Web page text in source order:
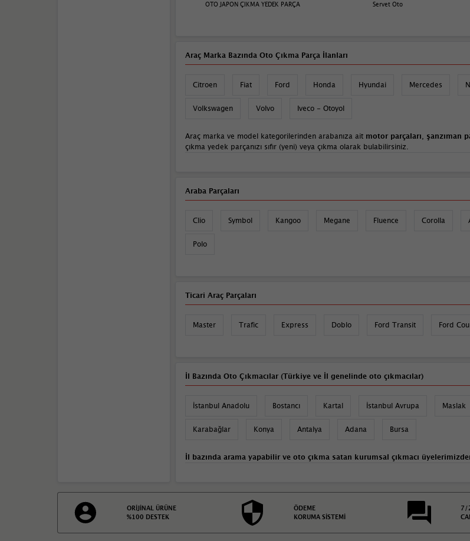
OTO JAPON ÇIKMA YEDEK PARÇA Servet Oto
Araç Marka Bazında Oto Çıkma Parça İlanları
Citroen Fiat Ford Honda Hyundai Mercedes
Volkswagen Volvo Iveco - Otoyol
Araç marka ve model kategorilerinden arabanıza ait motor parçaları, şanzıman
çıkma yedek parçanızı sıfır (yeni) veya çıkma olarak bulabilirsiniz.
Araba Parçaları
Clio Symbol Kangoo Megane Fluence Corolla
Polo
Ticari Araç Parçaları
Master Trafic Express Doblo Ford Transit Ford
İl Bazında Oto Çıkmacılar (Türkiye ve İl genelinde oto çıkmacılar)
İstanbul Anadolu Bostancı Kartal İstanbul Avrupa Maslak
Karabağlar Konya Antalya Adana Bursa
İl bazında arama yapabilir ve oto çıkma satan kurumsal çıkmacı
ORİJİNAL ÜRÜNE
%100 DESTEK
ÖDEME
KORUMA SİSTEMİ
7/